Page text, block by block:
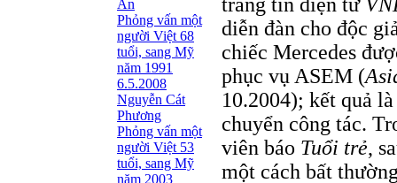
An
Phỏng vấn một
người Việt 68
tuổi, sang Mỹ
năm 1991
6.5.2008
Nguyễn Cát
Phương
Phỏng vấn một
người Việt 53
tuổi, sang Mỹ
năm 2003
trang tin điện tử
diễn đàn cho độc
chiếc Mercedes
phục vụ ASEM (
10.2004); kết quả
chuyển công tác.
viên báo Tuổi trẻ,
một cách bất